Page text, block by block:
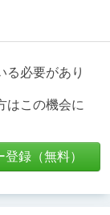
る必要があり
はこの機会に
録（無料）